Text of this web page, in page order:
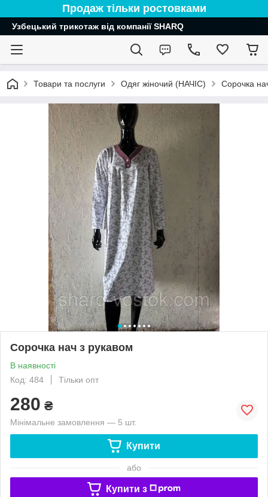
Продаж тільки ростовками
Узбецький трикотаж від компанії SHARQ
Товари та послуги Одяг жіночий (НАЧІС) Сорочка
Сорочка нач з рукавом
В наявності
Код: 484
Тільки опт
280 ₴
Мінімальне замовлення — 5 шт.
Купити
або
Купити з